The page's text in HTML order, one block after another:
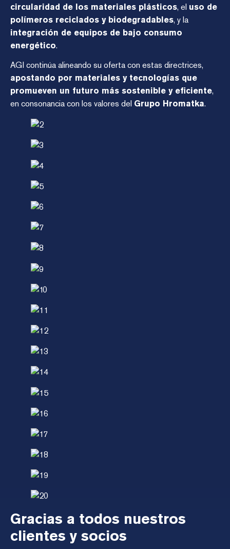
circularidad de los materiales plásticos, el uso de
polímeros reciclados y biodegradables, y la
integración de equipos de bajo consumo
energético.
AGI continúa alineando su oferta con estas directrices,
apostando por materiales y tecnologías que
promueven un futuro más sostenible y eficiente,
en consonancia con los valores del Grupo Hromatka.
Gracias a todos nuestros
clientes y socios